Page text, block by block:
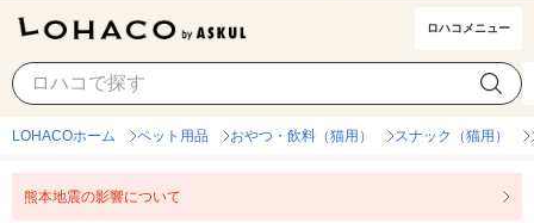
ロハコメニュー
LOHACOホーム ペット用品 おやつ・飲料（猫用） スナック（猫用）
熊本地震の影響について